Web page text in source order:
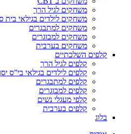
משחקים לגיל הרך
משחקים לילדים בגילאי בית
משחקים למתבגרים
משחקים למבוגרים
משחקים בערבית
קלפים השלכתיים
קלפים לגיל הרך
קלפים לילדים בגילאי בי”ס
קלפים למתבגרים
קלפים למבוגרים
קלפי מעגלי נשים
קלפים בערבית
בלוג